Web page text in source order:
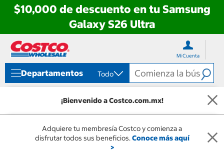
$10,000 de descuento en tu Samsung
Galaxy S26 Ultra
directo
contenido
directo
menú
navegación
Mi Cuenta
Departamentos Todo
¡Bienvenido a Costco.com.mx!
Adquiere tu membresía Costco y comienza a
disfrutar todos sus beneficios.Conoce más aquí
>